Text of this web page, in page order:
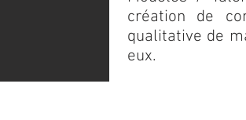
création de
qualitative de
eux.